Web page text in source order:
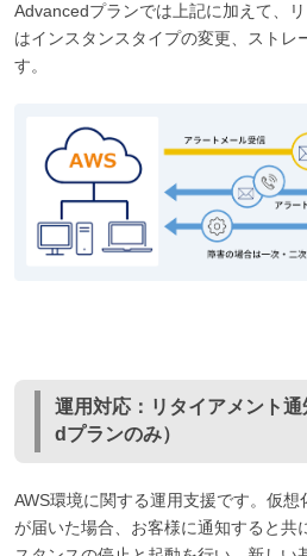
Advancedプランでは上記に加えて、
はインスタンスタイプの変更、ストレ
す。
運用対応：リタイアメント
dプランのみ）
AWS環境に関する運用支援です。仮
が届いた場合、お客様に通知すると共